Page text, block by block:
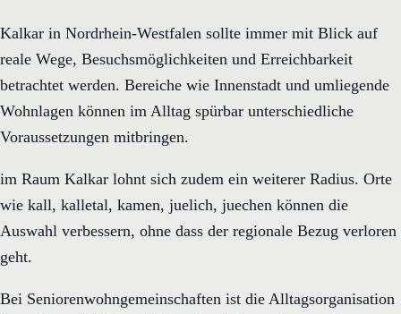
Kalkar in Nordrhein-Westfalen sollte immer mit Blick auf
reale Wege, Besuchsmöglichkeiten und Erreichbarkeit
betrachtet werden. Bereiche wie Innenstadt und umliegende
Wohnlagen können im Alltag spürbar unterschiedliche
Voraussetzungen mitbringen.
im Raum Kalkar lohnt sich zudem ein weiterer Radius. Orte
wie kall, kalletal, kamen, juelich, juechen können die
Auswahl verbessern, ohne dass der regionale Bezug verloren
geht.
Bei Seniorenwohngemeinschaften ist die Alltagsorganisation